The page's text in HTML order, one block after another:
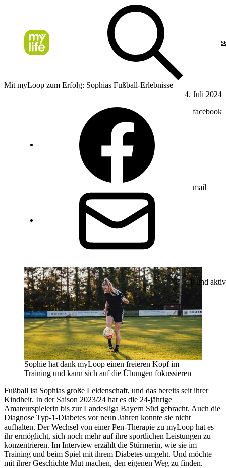
Mit myLoop zum Erfolg: Sophias Fußball-Erlebnisse
4. Juli 2024
facebook
mail
Fit und aktiv
Sophie hat dank myLoop einen freieren Kopf im
Training und kann sich auf die Übungen fokussieren
Fußball ist Sophias große Leidenschaft, und das bereits seit ihrer
Kindheit. In der Saison 2023/24 hat es die 24-jährige
Amateurspielerin bis zur Landesliga Bayern Süd gebracht. Auch die
Diagnose Typ-1-Diabetes vor neun Jahren konnte sie nicht
aufhalten. Der Wechsel von einer Pen-Therapie zu myLoop hat es
ihr ermöglicht, sich noch mehr auf ihre sportlichen Leistungen zu
konzentrieren. Im Interview erzählt die Stürmerin, wie sie im
Training und beim Spiel mit ihrem Diabetes umgeht. Und möchte
mit ihrer Geschichte Mut machen, den eigenen Weg zu finden.